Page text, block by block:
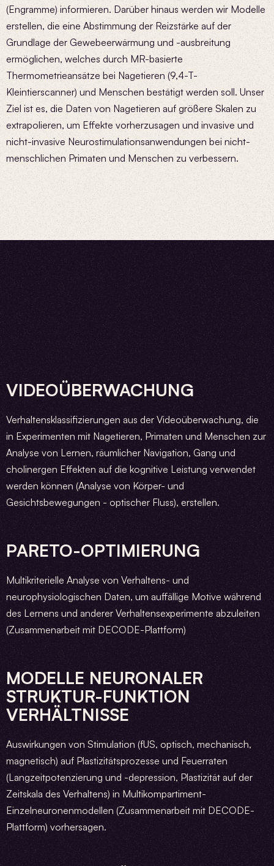
(Engramme) informieren. Darüber hinaus werden wir Modelle
erstellen, die eine Abstimmung der Reizstärke auf der
Grundlage der Gewebeerwärmung und -ausbreitung
ermöglichen, welches durch MR-basierte
Thermometrieansätze bei Nagetieren (9,4-T-
Kleintierscanner) und Menschen bestätigt werden soll. Unser
Ziel ist es, die Daten von Nagetieren auf größere Skalen zu
extrapolieren, um Effekte vorherzusagen und invasive und
nicht-invasive Neurostimulationsanwendungen bei nicht-
menschlichen Primaten und Menschen zu verbessern.
VIDEOÜBERWACHUNG
Verhaltensklassifizierungen aus der Videoüberwachung, die
in Experimenten mit Nagetieren, Primaten und Menschen zur
Analyse von Lernen, räumlicher Navigation, Gang und
cholinergen Effekten auf die kognitive Leistung verwendet
werden können (Analyse von Körper- und
Gesichtsbewegungen - optischer Fluss), erstellen.
PARETO-OPTIMIERUNG
Multikriterielle Analyse von Verhaltens- und
neurophysiologischen Daten, um auffällige Motive während
des Lernens und anderer Verhaltensexperimente abzuleiten
(Zusammenarbeit mit DECODE-Plattform)
MODELLE NEURONALER
STRUKTUR-FUNKTION
VERHÄLTNISSE
Auswirkungen von Stimulation (fUS, optisch, mechanisch,
magnetisch) auf Plastizitätsprozesse und Feuerraten
(Langzeitpotenzierung und -depression, Plastizität auf der
Zeitskala des Verhaltens) in Multikompartiment-
Einzelneuronenmodellen (Zusammenarbeit mit DECODE-
Plattform) vorhersagen.